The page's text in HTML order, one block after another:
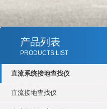
产品列表
PRODUCTS LIST
直流系统接地查找仪
直流接地查找仪